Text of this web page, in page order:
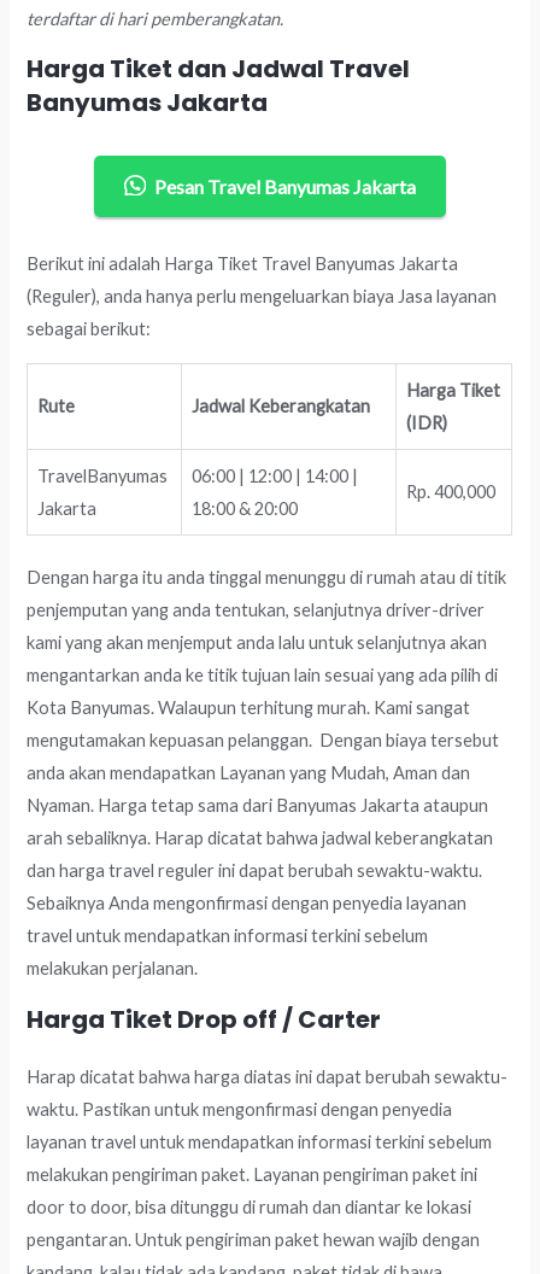
terdaftar di hari pemberangkatan.
Harga Tiket dan Jadwal Travel
Banyumas Jakarta
Pesan Travel Banyumas Jakarta
Berikut ini adalah Harga Tiket Travel Banyumas Jakarta
(Reguler), anda hanya perlu mengeluarkan biaya Jasa layanan
sebagai berikut:
Rute Jadwal Keberangkatan
Harga Tiket
(IDR)
TravelBanyumas
Jakarta
06:00 | 12:00 | 14:00 |
18:00 & 20:00
Rp. 400,000
Dengan harga itu anda tinggal menunggu di rumah atau di titik
penjemputan yang anda tentukan, selanjutnya driver-driver
kami yang akan menjemput anda lalu untuk selanjutnya akan
mengantarkan anda ke titik tujuan lain sesuai yang ada pilih di
Kota Banyumas. Walaupun terhitung murah. Kami sangat
mengutamakan kepuasan pelanggan. Dengan biaya tersebut
anda akan mendapatkan Layanan yang Mudah, Aman dan
Nyaman. Harga tetap sama dari Banyumas Jakarta ataupun
arah sebaliknya. Harap dicatat bahwa jadwal keberangkatan
dan harga travel reguler ini dapat berubah sewaktu-waktu.
Sebaiknya Anda mengonfirmasi dengan penyedia layanan
travel untuk mendapatkan informasi terkini sebelum
melakukan perjalanan.
Harga Tiket Drop off / Carter
Harap dicatat bahwa harga diatas ini dapat berubah sewaktu-
waktu. Pastikan untuk mengonfirmasi dengan penyedia
layanan travel untuk mendapatkan informasi terkini sebelum
melakukan pengiriman paket. Layanan pengiriman paket ini
door to door, bisa ditunggu di rumah dan diantar ke lokasi
pengantaran. Untuk pengiriman paket hewan wajib dengan